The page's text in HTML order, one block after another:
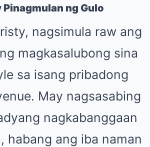
Pinagmulan ng Gulo
nagsimula raw ang
magkasalubong sina
sa isang pribadong
May nagsasabing
nagkabanggaan
habang ang iba naman